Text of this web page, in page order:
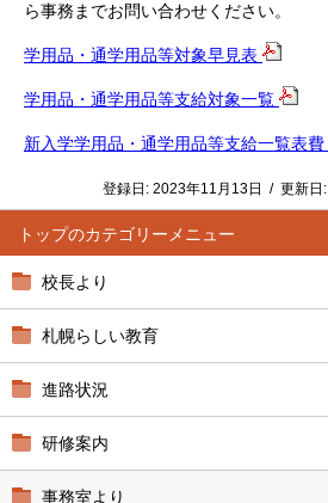
トップ
校長より
札幌らしい教育
進路状況
研修案内
事務室より
ら事務までお問い合わせください。
学用品・通学用品等対象早見表
学用品・通学用品等支給対象一覧
新入学学用品・通学用品等支給一覧表費
登録日: 2023年11月13日 / 更新日: